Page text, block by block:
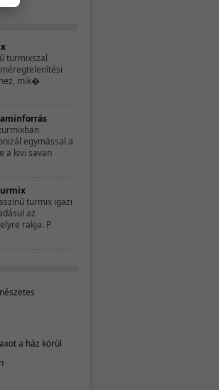
turmixszal
mik�
egymással a
a kivi savan
turmix igazi
az
rakja. P
a ház körül